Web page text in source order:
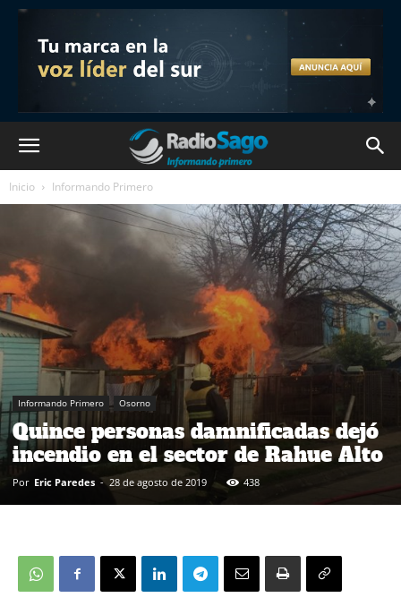
Inicio Informando Primero
Informando Primero Osorno
Quince personas damnificadas dejó
incendio en el sector de Rahue Alto
Por Eric Paredes - 28 de agosto de 2019 438